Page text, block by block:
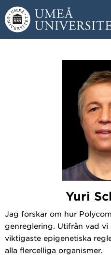
Hoppa direkt till innehållet
Yuri
Jag forskar om hur
genreglering. Utifrån vad
viktigaste epigenetiska
alla flercelliga organismer.